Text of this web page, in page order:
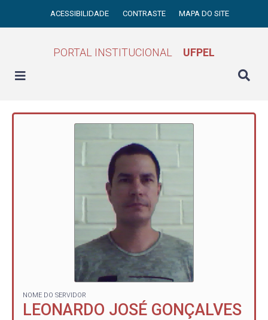
ACESSIBILIDADE CONTRASTE MAPA DO SITE
PORTAL INSTITUCIONAL UFPEL
NOME DO SERVIDOR
LEONARDO JOSÉ GONÇALVES